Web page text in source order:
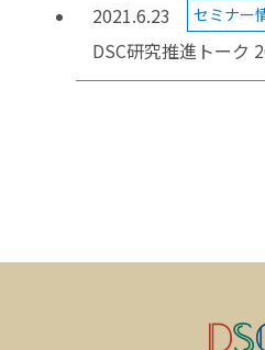
2021.6.23 セミナー
DSC研究推進トーク